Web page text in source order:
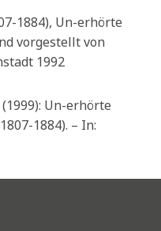
1884), Un-erhörte
vorgestellt von
1992
Un-erhörte
1884). – In: